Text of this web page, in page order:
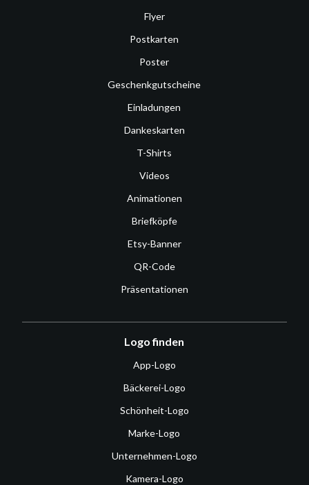
Flyer
Postkarten
Poster
Geschenkgutscheine
Einladungen
Dankeskarten
T-Shirts
Videos
Animationen
Briefköpfe
Etsy-Banner
QR-Code
Präsentationen
Logo finden
App-Logo
Bäckerei-Logo
Schönheit-Logo
Marke-Logo
Unternehmen-Logo
Kamera-Logo